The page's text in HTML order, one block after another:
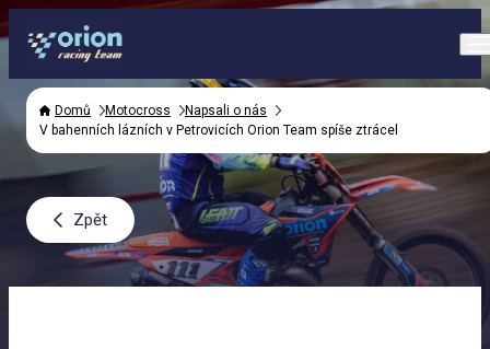
Domů Motocross
Napsali o nás
V bahenních lázních v Petrovicích Orion Team spíše ztrácel
Zpět